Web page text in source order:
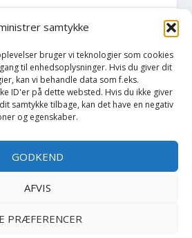
samtykke
bruger vi teknologier som cookies
til enhedsoplysninger. Hvis du giver dit
kan vi behandle data som f.eks.
ID'er på dette websted. Hvis du ikke giver
samtykke tilbage, kan det have en negativ
og egenskaber.
GODKEND
AFVIS
PRÆFERENCER
bænkboremaskiner